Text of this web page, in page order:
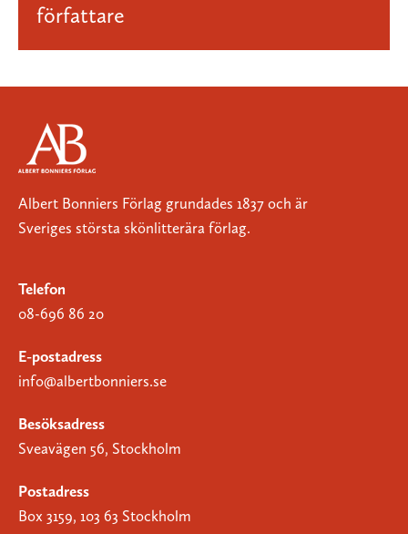
författare
Albert Bonniers Förlag grundades 1837 och är
Sveriges största skönlitterära förlag.
Telefon
08-696 86 20
E-postadress
info@albertbonniers.se
Besöksadress
Sveavägen 56, Stockholm
Postadress
Box 3159, 103 63 Stockholm